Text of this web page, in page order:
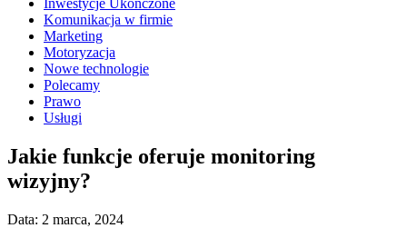
Inwestycje Ukończone
Komunikacja w firmie
Marketing
Motoryzacja
Nowe technologie
Polecamy
Prawo
Usługi
Jakie funkcje oferuje monitoring
wizyjny?
Data: 2 marca, 2024